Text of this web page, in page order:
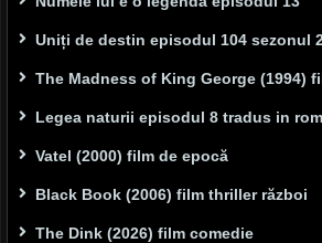
Uniți de destin episodul 104 sezonul
The Madness of King George (1994)
Legea naturii episodul 8 tradus in
Vatel (2000) film de epocă
Black Book (2006) film thriller război
The Dink (2026) film comedie